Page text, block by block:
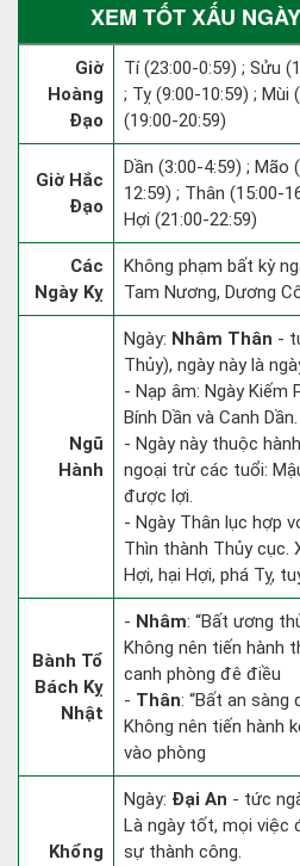
XEM TỐT XẤU
Giờ
Hoàng
Đạo
Tí (23:00-0:59) ; Sửu
; Tỵ (9:00-10:59) ; Mùi
(19:00-20:59)
Giờ Hắc
Đạo
Dần (3:00-4:59) ; Mão
12:59) ; Thân (15:00-
Hợi (21:00-22:59)
Các
Ngày Kỵ
Không phạm bất kỳ
Tam Nương, Dương
Ngũ
Hành
Ngày: Nhâm Thân -
Thủy), ngày này là
- Nạp âm: Ngày Kiếm
Bính Dần và Canh Dần.
- Ngày này thuộc
ngoại trừ các tuổi:
được lợi.
- Ngày Thân lục hợp
Thìn thành Thủy cục.
Hợi, hại Hợi, phá Tỵ,
Bành Tổ
Bách Kỵ
Nhật
- Nhâm: “Bất ương
Không nên tiến hành
canh phòng đê điều
- Thân: “Bất an sàng
Không nên tiến hành
vào phòng
Khổng
Ngày: Đại An - tức
Là ngày tốt, mọi việc
sự thành công.